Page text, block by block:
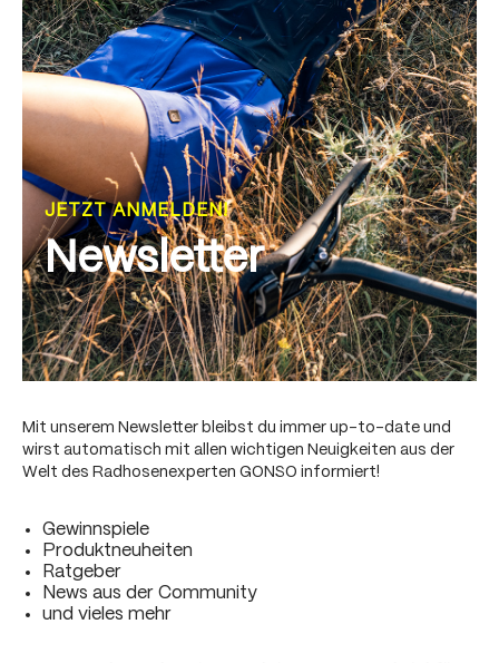
JETZT ANMELDEN!
Newsletter
Mit unserem Newsletter bleibst du immer up-to-date und
wirst automatisch mit allen wichtigen Neuigkeiten aus der
Welt des Radhosenexperten GONSO informiert!
Gewinnspiele
Produktneuheiten
Ratgeber
News aus der Community
und vieles mehr